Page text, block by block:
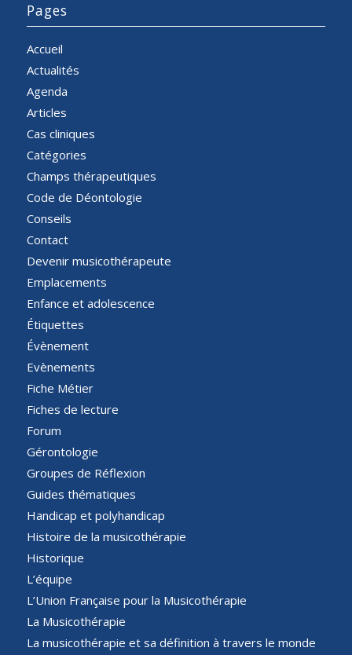
Pages
Accueil
Actualités
Agenda
Articles
Cas cliniques
Catégories
Champs thérapeutiques
Code de Déontologie
Conseils
Contact
Devenir musicothérapeute
Emplacements
Enfance et adolescence
Étiquettes
Évènement
Evènements
Fiche Métier
Fiches de lecture
Forum
Gérontologie
Groupes de Réflexion
Guides thématiques
Handicap et polyhandicap
Histoire de la musicothérapie
Historique
L’équipe
L’Union Française pour la Musicothérapie
La Musicothérapie
La musicothérapie et sa définition à travers le monde